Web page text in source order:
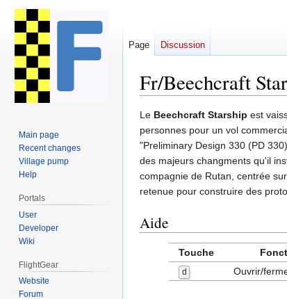
Fr/Beechcraft
Jump
to
navigation
Jump
to
search
Le Beechcraft Starship est
personnes pour un vol
"Preliminary Design 330 (PD
des majeurs changments qu'il
compagnie de Rutan, centrée
retenue pour construire des
Aide
Touche
d Ouvrir/
Page Discussion
Main page
Recent changes
Village pump
Help
Portals
User
Developer
Wiki
FlightGear
Website
Forum